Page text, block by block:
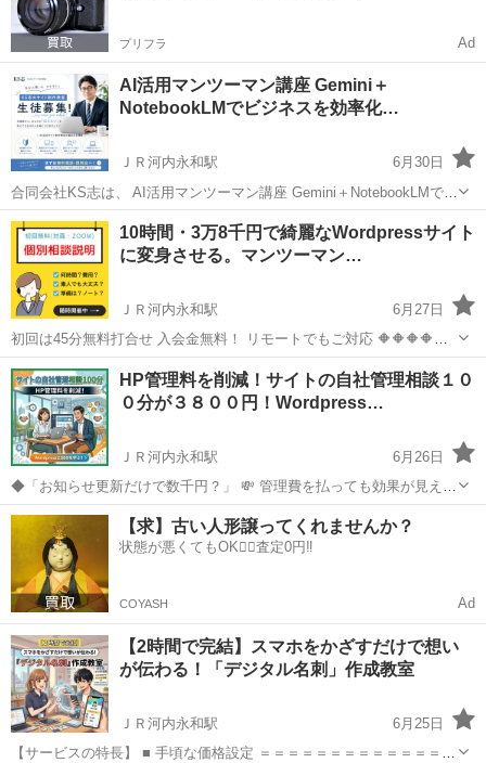
プリフラ Ad
AI活用マンツーマン講座 Gemini＋
NotebookLMでビジネスを効率化…
ＪＲ河内永和駅
6月30日
合同会社KS志は、 AI活用マンツーマン講座 Gemini＋NotebookLMで
ビジネスを効率化します。 中小企業の事務が変わる！ Gemini＋
NotebookLMで実現する「業務効率化」の極意 【P...
大阪 東大阪市 ＪＲ河内永和駅 ホームページ作成
10時間・3万8千円で綺麗なWordpressサイト
に変身させる。マンツーマン…
ＪＲ河内永和駅
6月27日
初回は45分無料打合せ 入会金無料！ リモートでもご対応 🔶🔶🔶🔶
【3万8千円税込でここまで出来る！】 10時間だけど内容のあるページ
と 最低限のクオリティーを維持した スマホにも対応した サイトが出
来...
大阪 東大阪市 ＪＲ河内永和駅 ホームページ作成
HP管理料を削減！サイトの自社管理相談１０
０分が３８００円！Wordpress…
ＪＲ河内永和駅
6月26日
◆「お知らせ更新だけで数千円？」 💸 管理費を払っても効果が見えな
い… 📉 請求書を見てモヤモヤするなら、 😤 この記事には数百万円の
価値が！💎 ★IT歴30年のベテランが教える、 👨‍💻 「搾取されない
Web...
大阪 東大阪市 ＪＲ河内永和駅 ホームページ作成
Canva
【求】古い人形譲ってくれませんか？
状態が悪くてもOK🙆‍♀️査定0円‼️
COYASH Ad
【2時間で完結】スマホをかざすだけで想い
が伝わる！「デジタル名刺」作成教室
ＪＲ河内永和駅
6月25日
【サービスの特長】 ■ 手頃な価格設定 ＝＝＝＝＝＝＝＝＝＝＝＝＝＝